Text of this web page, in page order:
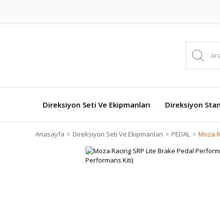
Direksiyon Seti Ve Ekipmanları Direksiyon
Anasayfa Direksiyon Seti Ve Ekipmanları PEDAL Moza